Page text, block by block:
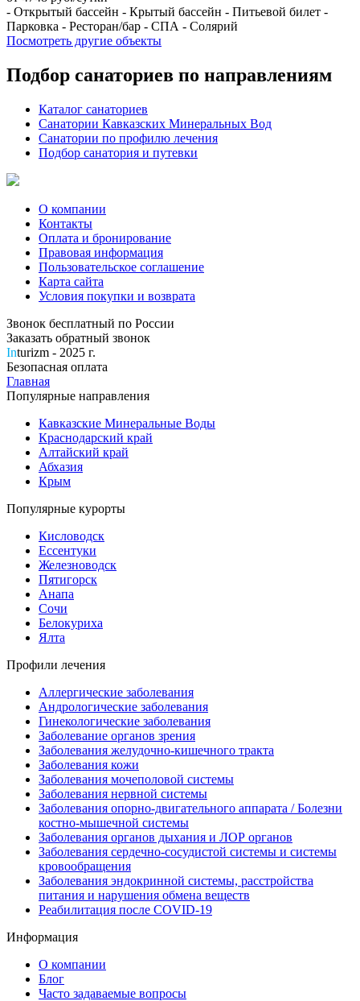
- Открытый бассейн - Крытый бассейн - Питьевой билет -
Парковка - Ресторан/бар - СПА - Солярий
Посмотреть другие объекты
Подбор санаториев по направлениям
Каталог санаториев
Санатории Кавказских Минеральных Вод
Санатории по профилю лечения
Подбор санатория и путевки
О компании
Контакты
Оплата и бронирование
Правовая информация
Пользовательское соглашение
Карта сайта
Условия покупки и возврата
Звонок бесплатный по России
Заказать обратный звонок
Inturizm - 2025 г.
Безопасная оплата
Главная
Популярные направления
Кавказские Минеральные Воды
Краснодарский край
Алтайский край
Абхазия
Крым
Популярные курорты
Кисловодск
Ессентуки
Железноводск
Пятигорск
Анапа
Сочи
Белокуриха
Ялта
Профили лечения
Аллергические заболевания
Андрологические заболевания
Гинекологические заболевания
Заболевание органов зрения
Заболевания желудочно-кишечного тракта
Заболевания кожи
Заболевания мочеполовой системы
Заболевания нервной системы
Заболевания опорно-двигательного аппарата / Болезни
костно-мышечной системы
Заболевания органов дыхания и ЛОР органов
Заболевания сердечно-сосудистой системы и системы
кровообращения
Заболевания эндокринной системы, расстройства
питания и нарушения обмена веществ
Реабилитация после COVID-19
Информация
О компании
Блог
Часто задаваемые вопросы